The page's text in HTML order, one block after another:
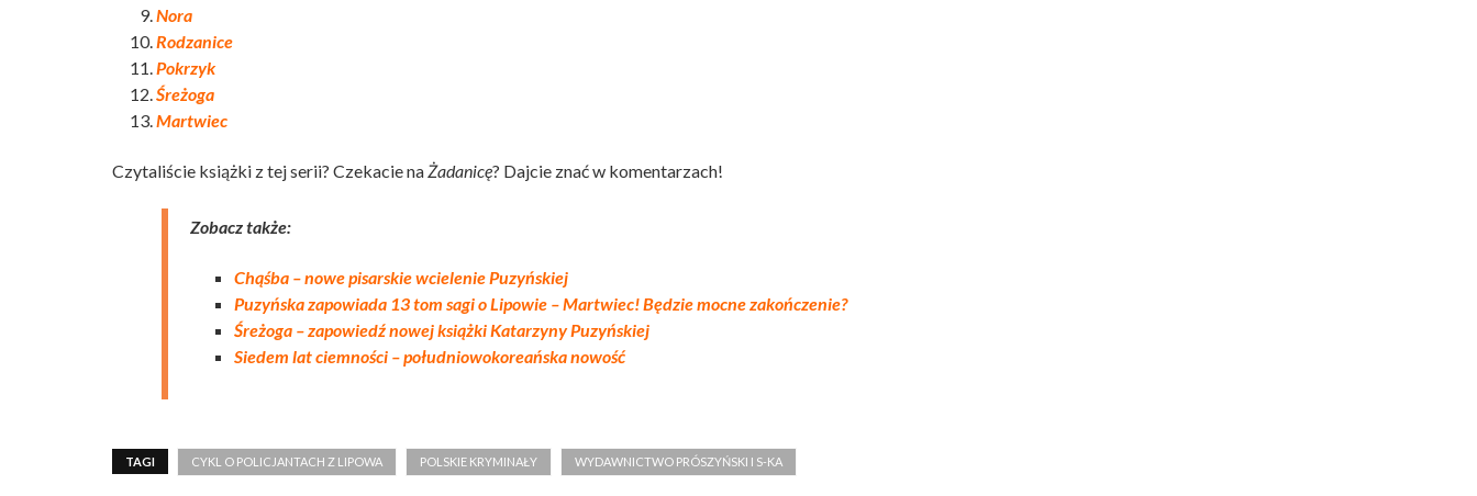
Nora
Rodzanice
Pokrzyk
Śreżoga
Martwiec
Czytaliście książki z tej serii? Czekacie na Żadanicę? Dajcie znać w komentarzach!
Zobacz także:
Chąśba – nowe pisarskie wcielenie Puzyńskiej
Puzyńska zapowiada 13 tom sagi o Lipowie – Martwiec! Będzie mocne zakończenie?
Śreżoga – zapowiedź nowej książki Katarzyny Puzyńskiej
Siedem lat ciemności – południowokoreańska nowość
TAGI CYKL O POLICJANTACH Z LIPOWA POLSKIE KRYMINAŁY WYDAWNICTWO PRÓSZYŃSKI I S-KA